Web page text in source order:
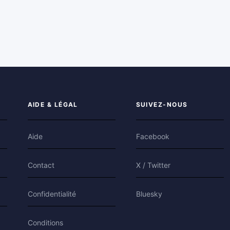
AIDE & LÉGAL
Aide
Contact
Confidentialité
Conditions
SUIVEZ-NOUS
Facebook
X / Twitter
Bluesky